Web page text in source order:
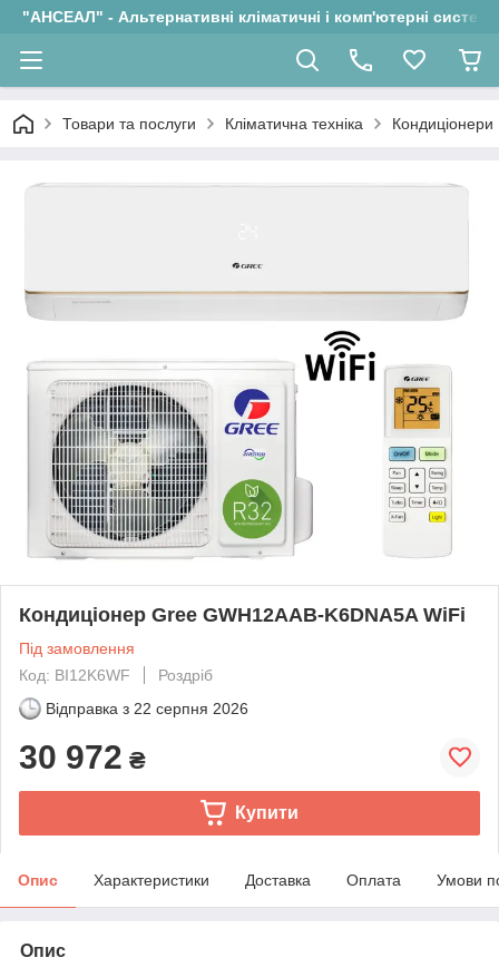
"АНСЕАЛ" - Альтернативні кліматичні і комп'ютерні системи
Товари та послуги Кліматична техніка Кондиціонери
Кондиціонер Gree GWH12AAB-K6DNA5A WiFi
Під замовлення
Код: BI12K6WF
Роздріб
Відправка з 22 серпня 2026
30 972 ₴
Купити
Опис Характеристики Доставка Оплата Умови
Опис